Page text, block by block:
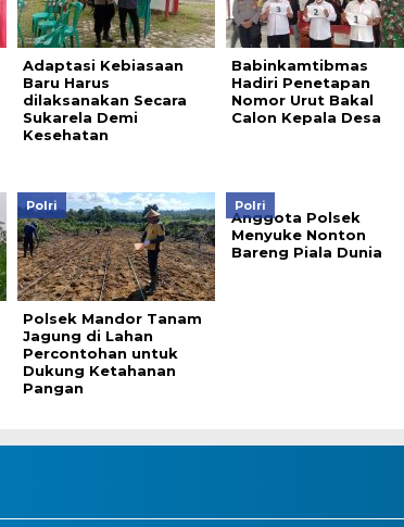
Adaptasi Kebiasaan
Baru Harus
dilaksanakan Secara
Sukarela Demi
Kesehatan
Babinkamtibmas
Hadiri Penetapan
Nomor Urut Bakal
Calon Kepala Desa
Polri
Polsek Mandor Tanam
Jagung di Lahan
Percontohan untuk
Dukung Ketahanan
Pangan
Polri
Anggota Polsek
Menyuke Nonton
Bareng Piala Dunia